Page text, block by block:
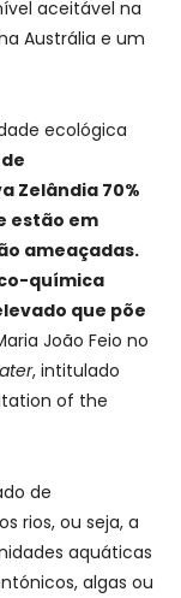
aceitável na
Austrália e um
ecológica
Zelândia 70%
estão em
ameaçadas.
química
que põe
João Feio no
, intitulado
of the
de
rios, ou seja, a
aquáticas
algas ou